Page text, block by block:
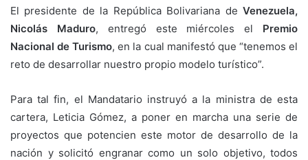
El presidente de la República Bolivariana de Venezuela,
Nicolás Maduro, entregó este miércoles el Premio
Nacional de Turismo, en la cual manifestó que “tenemos el
reto de desarrollar nuestro propio modelo turístico”.
Para tal fin, el Mandatario instruyó a la ministra de esta
cartera, Leticia Gómez, a poner en marcha una serie de
proyectos que potencien este motor de desarrollo de la
nación y solicitó engranar como un solo objetivo, todos